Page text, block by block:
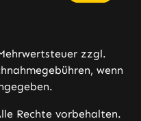
zzgl.
wenn
Rechte vorbehalten.